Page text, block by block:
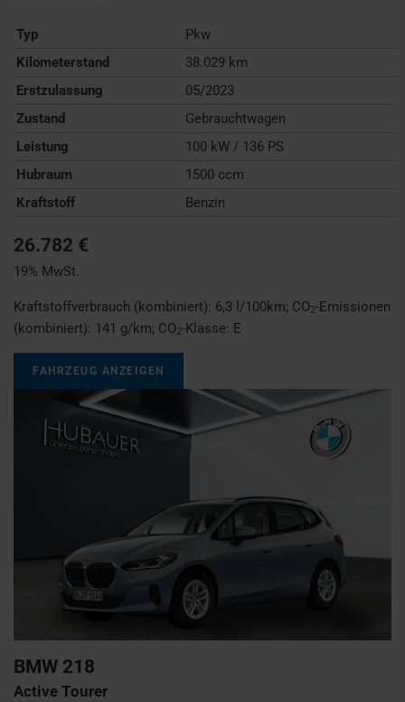
Typ
Pkw
Kilometerstand
38.029 km
Erstzulassung
05/2023
Zustand
Gebrauchtwagen
Leistung
100 kW / 136 PS
Hubraum
1500 ccm
Kraftstoff
Benzin
26.782 €
19% MwSt.
Kraftstoffverbrauch (kombiniert): 6,3 l/100km; CO2-Emissionen
(kombiniert): 141 g/km; CO2-Klasse: E
FAHRZEUG ANZEIGEN
BMW 218
Active Tourer